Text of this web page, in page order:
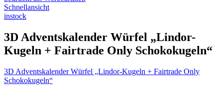
Schnellansicht
instock
3D Adventskalender Würfel „Lindor-
Kugeln + Fairtrade Only Schokokugeln“
3D Adventskalender Würfel „Lindor-Kugeln + Fairtrade Only
Schokokugeln“